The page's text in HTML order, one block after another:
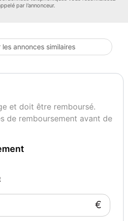
sur simple demande, nous
camion plateau en 15 jours ou avec
automatique
par l’annonceur.
les annonces similaires
et doit être remboursé.
de remboursement avant de
€